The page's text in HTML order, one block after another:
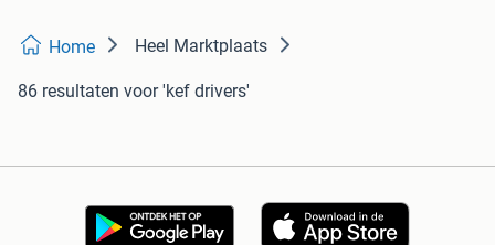
Home Heel Marktplaats
86 resultaten voor 'kef drivers'